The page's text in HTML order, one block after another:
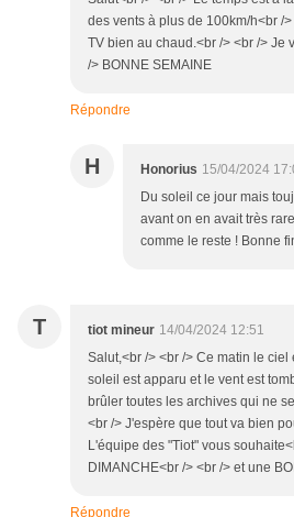
des vents à plus de 100km/h<br /
TV bien au chaud.<br /> <br /> Je
/> BONNE SEMAINE
Répondre
H Honorius 15/04/2024
Du soleil ce jour mais
avant on en avait très
comme le reste ! Bonne
T tiot mineur 14/04/2024 12:51
Salut,<br /> <br /> Ce matin le
soleil est apparu et le vent est
brûler toutes les archives qui ne
<br /> J'espère que tout va bien
L'équipe des "Tiot" vous
DIMANCHE<br /> <br /> et une
Répondre